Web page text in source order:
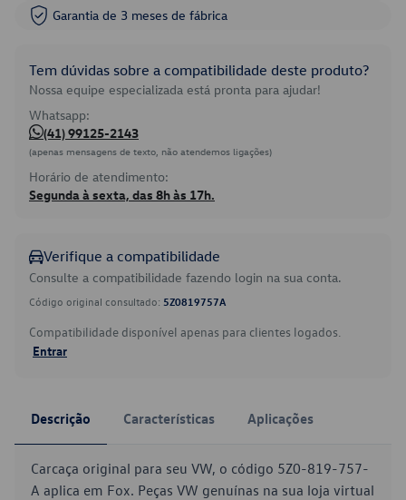
Garantia de 3 meses de fábrica
Tem dúvidas sobre a compatibilidade deste produto?
Nossa equipe especializada está pronta para ajudar!
Whatsapp:
(41) 99125-2143
(apenas mensagens de texto, não atendemos ligações)
Horário de atendimento:
Segunda à sexta, das 8h às 17h.
Verifique a compatibilidade
Consulte a compatibilidade fazendo login na sua conta.
Código original consultado: 5Z0819757A
Compatibilidade disponível apenas para clientes logados.
Entrar
Descrição Características Aplicações
Carcaça original para seu VW, o código 5Z0-819-757-
A aplica em Fox. Peças VW genuínas na sua loja virtual